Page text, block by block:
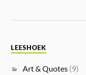
LEESHOEK
Art & Quotes (9)